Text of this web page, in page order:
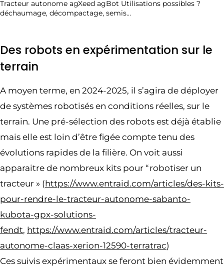
Tracteur autonome agXeed agBot Utilisations possibles ?
déchaumage, décompactage, semis…
Des robots en expérimentation sur le
terrain
A moyen terme, en 2024-2025, il s’agira de déployer
de systèmes robotisés en conditions réelles, sur le
terrain. Une pré-sélection des robots est déjà établie
mais elle est loin d’être figée compte tenu des
évolutions rapides de la filière. On voit aussi
apparaitre de nombreux kits pour “robotiser un
tracteur » (https://www.entraid.com/articles/des-kits-
pour-rendre-le-tracteur-autonome-sabanto-
kubota-gpx-solutions-
fendt, https://www.entraid.com/articles/tracteur-
autonome-claas-xerion-12590-terratrac)
Ces suivis expérimentaux se feront bien évidemment